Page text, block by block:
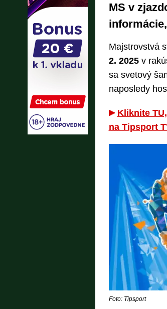
MS v
Majstrovstvá
2. 2025v
sa svetový
naposledy
Kliknite
na Tipsport
Foto: Tipsport